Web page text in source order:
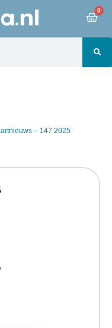
0
– 147 2025